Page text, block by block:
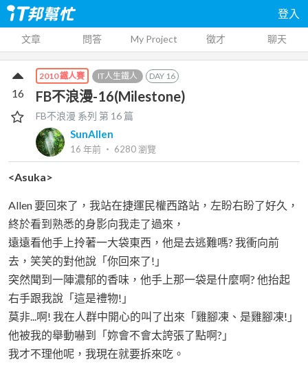
登入
文章 問答 My Project 徵才 聊天
2010 鐵人賽 IT人生鐵人 DAY 16
FB不浪漫-16(Milestone)
FB不浪漫 系列 第 16 篇
SunAllen
16 年前 ‧ 6280瀏覽
16
<Asuka>
Allen 要回來了，我站在捷運民權西路站，左盼右盼了好久，
終於看到熟悉的身影向我走了過來，
遠遠看他手上拎著一大袋東西，他是去逃難嗎? 我衝向前
去，笑笑的對他說「你回來了!」
突然聞到一陣濃郁的香味，他手上那一袋是什麼啊? 他抬起
右手跟我說「這是禮物!」
莫非...啊! 我在人群中開心的叫了出來「雞腳凍、是雞腳凍!」
他被我的舉動嚇到「妳會不會太誇張了點啊?」
我才不理他呢，我現在就要拆來吃。